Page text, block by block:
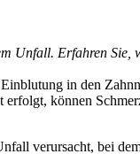
Unfall. Erfahren Sie,
in den
können
verursacht, bei